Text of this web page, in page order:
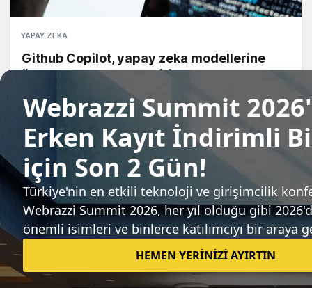
YAPAY ZEKA
Github Copilot, yapay zeka modellerine
ücret sınırlamaları getiriyor
Tuğçe İçözü
Sıradaki haber